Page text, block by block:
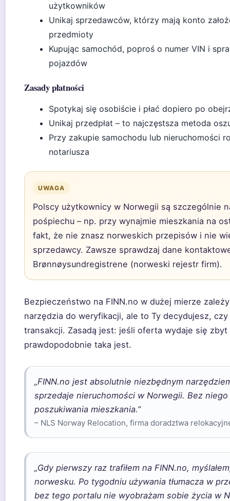
użytkowników
Unikaj sprzedawców, którzy mają konto
przedmioty
Kupując samochód, poproś o numer VIN i
pojazdów
Zasady płatności
Spotykaj się osobiście i płać dopiero po
Unikaj przedpłat – to najczęstsza metoda
Przy zakupie samochodu lub nieruchomości
notariusza
UWAGA
Polscy użytkownicy w Norwegii są szczególnie
pośpiechu – np. przy wynajmie mieszkania na
fakt, że nie znasz norweskich przepisów i nie
sprzedawcy. Zawsze sprawdzaj dane
Brønnøysundregistrene (norweski rejestr firm).
Bezpieczeństwo na FINN.no w dużej mierze
narzędzia do weryfikacji, ale to Ty decydujesz,
transakcji. Zasadą jest: jeśli oferta wydaje się zbyt
prawdopodobnie taka jest.
„FINN.no jest absolutnie niezbędnym
sprzedaje nieruchomości w Norwegii. Bez
poszukiwania mieszkania.”
– NLS Norway Relocation, firma doradztwa
„Gdy pierwszy raz trafiłem na FINN.no,
norwesku. Po tygodniu używania tłumacza w
bez tego portalu nie wyobrażam sobie życia w